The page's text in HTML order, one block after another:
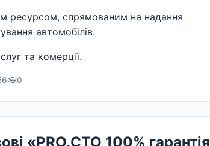
ресурсом, спрямованим на надання
автомобілів.
та комерції.
👓0
«PRO.СТО 100% гарантія